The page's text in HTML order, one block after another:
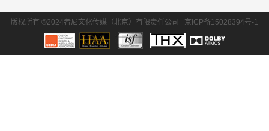
版权所有 ©2024者尼文化传媒（北京）有限责任公司 京ICP备15028394号-1